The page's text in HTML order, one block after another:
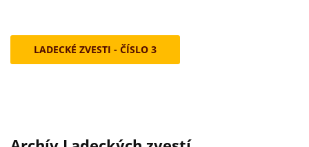
LADECKÉ ZVESTI - ČÍSLO 3